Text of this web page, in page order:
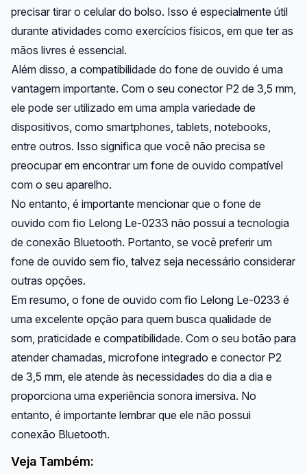
precisar tirar o celular do bolso. Isso é especialmente útil
durante atividades como exercícios físicos, em que ter as
mãos livres é essencial.
Além disso, a compatibilidade do fone de ouvido é uma
vantagem importante. Com o seu conector P2 de 3,5 mm,
ele pode ser utilizado em uma ampla variedade de
dispositivos, como smartphones, tablets, notebooks,
entre outros. Isso significa que você não precisa se
preocupar em encontrar um fone de ouvido compatível
com o seu aparelho.
No entanto, é importante mencionar que o fone de
ouvido com fio Lelong Le-0233 não possui a tecnologia
de conexão Bluetooth. Portanto, se você preferir um
fone de ouvido sem fio, talvez seja necessário considerar
outras opções.
Em resumo, o fone de ouvido com fio Lelong Le-0233 é
uma excelente opção para quem busca qualidade de
som, praticidade e compatibilidade. Com o seu botão para
atender chamadas, microfone integrado e conector P2
de 3,5 mm, ele atende às necessidades do dia a dia e
proporciona uma experiência sonora imersiva. No
entanto, é importante lembrar que ele não possui
conexão Bluetooth.
Veja Também: